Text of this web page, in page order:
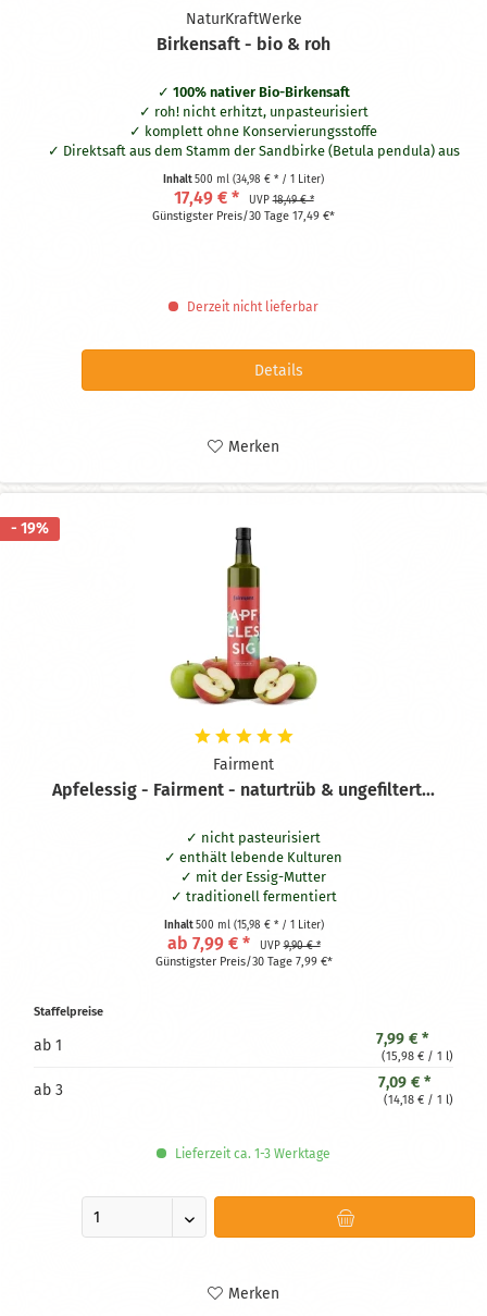
NaturKraftWerke
Birkensaft - bio & roh
100% nativer Bio-Birkensaft
roh! nicht erhitzt, unpasteurisiert
komplett ohne Konservierungsstoffe
Direktsaft aus dem Stamm der Sandbirke (Betula pendula) aus
Ost-Finnland
in formschöner Glasflasche
Inhalt500 ml(34,98 € * / 1 Liter)
17,49 € * UVP18,49 € *
Günstigster Preis/30 Tage 17,49 €*
Derzeit nicht lieferbar
Details
Merken
- 19%
Fairment
Apfelessig - Fairment - naturtrüb & ungefiltert...
nicht pasteurisiert
enthält lebende Kulturen
mit der Essig-Mutter
traditionell fermentiert
naturtrüb & ungefiltert
ungefiltert, uverdünnt und ohne Zusätze
100 % bio
Inhalt500 ml (15,98 € * / 1 Liter)
ab 7,99 € * UVP9,90 € *
Günstigster Preis/30 Tage 7,99 €*
Staffelpreise
ab 1 7,99 € *
(15,98 € / 1 l)
ab 3 7,09 € *
(14,18 € / 1 l)
Lieferzeit ca. 1-3 Werktage
Merken